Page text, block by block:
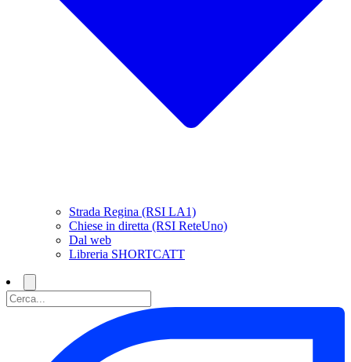
Strada Regina (RSI LA1)
Chiese in diretta (RSI ReteUno)
Dal web
Libreria SHORTCATT